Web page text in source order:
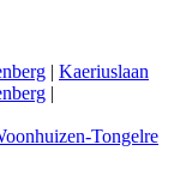
| Kaeriuslaan
|
Tongelre